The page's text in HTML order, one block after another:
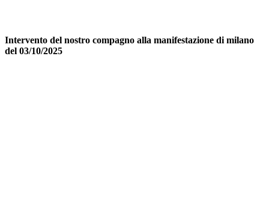
Intervento del nostro compagno alla manifestazione di milano
del 03/10/2025